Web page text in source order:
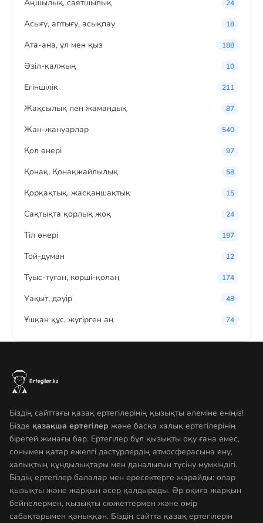
Аңшылық, саятшылық 24
Асығу, аптығу, асықпау 18
Ата-ана, ұл мен қыз 188
Әзіл-қалжың 10
Егіншілік 211
Жақсылық пен жамандық 87
Жан-жануарлар 540
Қол өнері 97
Қонақ, Қонақжайлылық 58
Қорқақтық, жасқаншақтық 15
Сақтықта қорлық жоқ 24
Тіл өнері 197
Той-думан 12
Туыс-туған, көрші-қолаң 174
Уақыт, дәуір 48
Ұшқан құс, жүгірген аң 74
Біздің сайттағы қазақ ертегілерінің қызықты әлеміне еніңіз!
Бізде қазақша ертегілер және басқа халық ертегілерінің
бірегей жинағы бар. Ертегілер бұл қызықты оқу ғана емес,
сонымен қатар ежелгі дәстүрлердің атмосферасына ену,
халықтың құндылықтары мен даналығын түсіну мүмкіндігі.
Біздің ертегілер балалар мен ересектерге жарайды: олар
қызықты және жарқын әсер қалдырады. Әр оқиға жарқын
бейнелермен, қызықты сюжеттермен және өмір
сабақтарымен қаныққан. Біздің сайтта қазақ ертегілерін